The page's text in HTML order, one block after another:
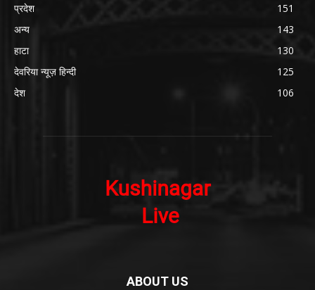
प्रदेश
151
अन्य
143
हाटा
130
देवरिया न्यूज़ हिन्दी
125
देश
106
ABOUT US